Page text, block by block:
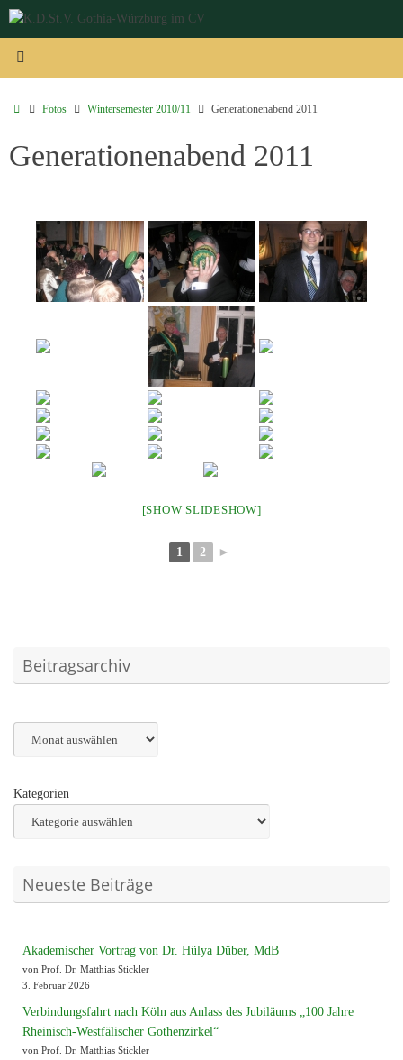
Zum
springen
StartFotos Wintersemester 2010/11 Generationenabend 2011
Generationenabend 2011
[SHOW SLIDESHOW]
1 2 ►
Beitragsarchiv
Kategorien
Neueste Beiträge
Akademischer Vortrag von Dr. Hülya Düber, MdB
von Prof. Dr. Matthias Stickler
3. Februar 2026
Verbindungsfahrt nach Köln aus Anlass des Jubiläums „100 Jahre
Rheinisch-Westfälischer Gothenzirkel“
von Prof. Dr. Matthias Stickler